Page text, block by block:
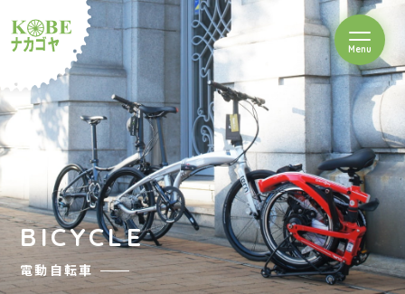
ルショップナカゴヤ
Menuを開閉
BICYCLE
電動自転車